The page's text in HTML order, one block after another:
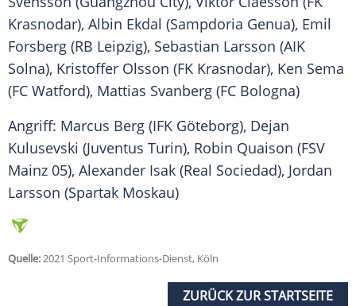
Krasnodar), Albin Ekdal (Sampdoria Genua), Emil
Forsberg (RB Leipzig), Sebastian Larsson (AIK
Solna), Kristoffer Olsson (FK Krasnodar), Ken Sema
(FC Watford), Mattias Svanberg (FC Bologna)
Angriff: Marcus Berg (IFK Göteborg), Dejan
Kulusevski (Juventus Turin), Robin Quaison (FSV
Mainz 05), Alexander Isak (Real Sociedad), Jordan
Larsson (Spartak Moskau)
Quelle:2021 Sport-Informations-Dienst, Köln
ZURÜCK ZUR STARTSEITE